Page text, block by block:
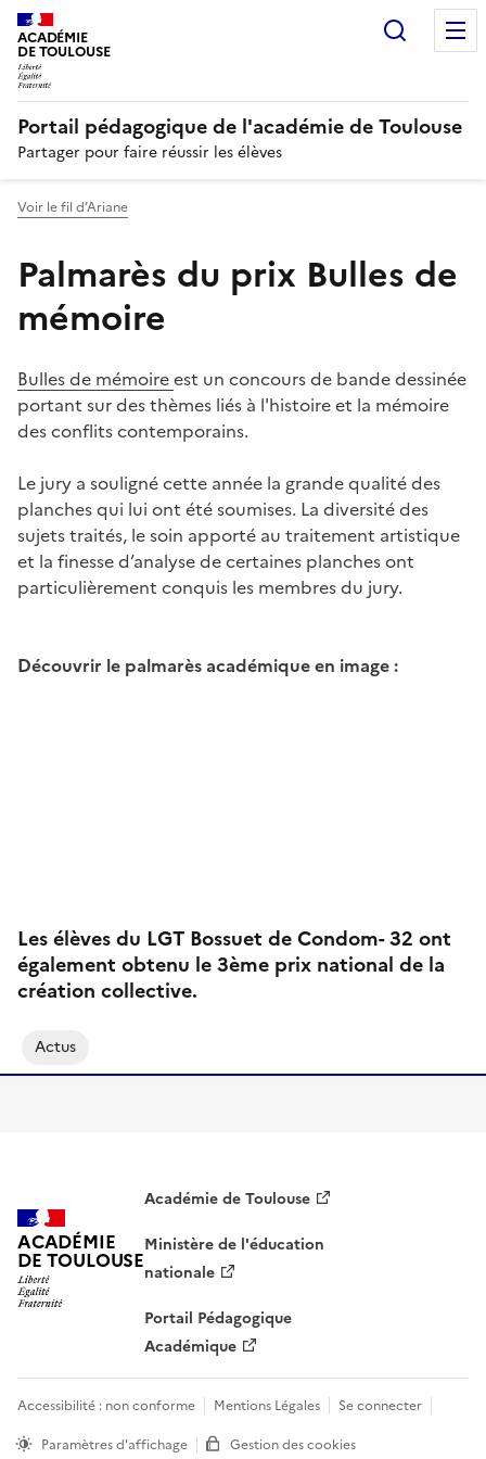
ACADÉMIE
DE TOULOUSE
Portail pédagogique de l'académie de Toulouse
Partager pour faire réussir les élèves
Voir le fil d’Ariane
Palmarès du prix Bulles de
mémoire
Bulles de mémoireest un concours de bande dessinée
portant sur des thèmes liés à l'histoire et la mémoire
des conflits contemporains.
Le jury a souligné cette année la grande qualité des
planches qui lui ont été soumises. La diversité des
sujets traités, le soin apporté au traitement artistique
et la finesse d’analyse de certaines planches ont
particulièrement conquis les membres du jury.
Découvrir le palmarès académique en image :
Les élèves du LGT Bossuet de Condom- 32 ont
également obtenu le 3ème prix national de la
création collective.
Actus
ACADÉMIE
DE TOULOUSE
Académie de Toulouse
Ministère de l'éducation
nationale
Portail Pédagogique
Académique
Accessibilité : non conforme Mentions Légales
Se connecter
Paramètres d'affichage
Gestion des cookies